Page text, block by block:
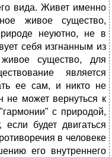
вида. Живет именно
живое существо,
неуютно, не в
себя изгнанным из
существо, для
является
ее сам, и никто не
может вернуться к
с природой,
будет двигаться
в человеке
его внутреннего